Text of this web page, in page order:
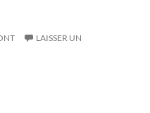
LAISSER UN